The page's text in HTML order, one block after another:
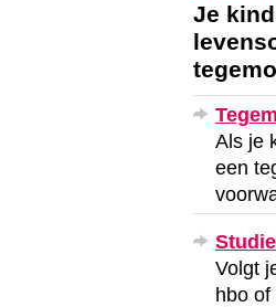
Je
Als je
een
Volgt
hbo